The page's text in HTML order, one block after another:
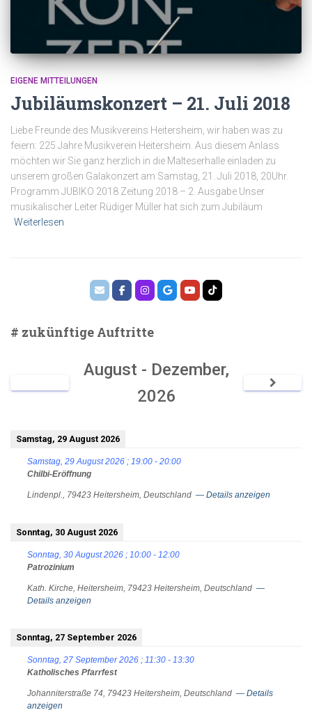
EIGENE MITTEILUNGEN
Jubiläumskonzert – 21. Juli 2018
Liebe Freunde des Musikvereins Heitersheim, wir haben was zu
feiern: 225 Jahre Musikverein Heitersheim. Aus diesem Anlass
möchten wir Sie ganz herzlich in die Malteserhalle einladen zu
unserem großen Galakonzert am Samstag, 21. Juli 2018, 20Uhr.
Programm JUBIKO 2018 Zeitung 2018 – 2. Ausgabe Unser
musikalischer Leiter Rüdiger Müller hat sich zum Jubiläum
Weiterlesen
# zukünftige Auftritte
August - Dezember,
2026
Samstag, 29 August 2026
Samstag, 29 August 2026 ; 19:00 - 20:00
Chilbi-Eröffnung
Lindenpl., 79423 Heitersheim, Deutschland — Details anzeigen
Sonntag, 30 August 2026
Sonntag, 30 August 2026 ; 10:00 - 12:00
Patrozinium
Kath. Kirche, Heitersheim, 79423 Heitersheim, Deutschland —
Details anzeigen
Sonntag, 27 September 2026
Sonntag, 27 September 2026 ; 11:30 - 13:30
Katholisches Pfarrfest
Johanniterstraße 74, 79423 Heitersheim, Deutschland — Details
anzeigen